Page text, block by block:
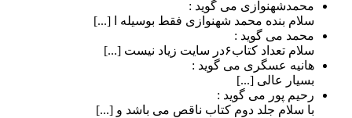
محمدشهنوازی می گوید :
سلام بنده محمد شهنوازی فقط بوسیله ا [...]
محمد می گوید :
سلام تعداد کتاب۶در سایت زیاد نیست [...]
هانیه عسگری می گوید :
بسیار عالی [...]
رحیم پور می گوید :
با سلام جلد دوم کتاب ناقص می باشد و [...]